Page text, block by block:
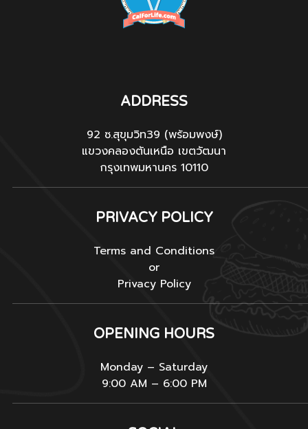
ADDRESS
92 ซ.สุขุมวิท39 (พร้อมพงษ์)
แขวงคลองตันเหนือ เขตวัฒนา
กรุงเทพมหานคร 10110
PRIVACY POLICY
Terms and Conditions
or
Privacy Policy
OPENING HOURS
Monday – Saturday
9:00 AM – 6:00 PM